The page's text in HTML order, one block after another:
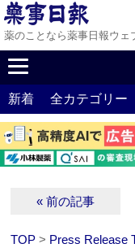
薬のことなら薬事日報ウェ
新着 全カテゴリー
« 前の記事
TOP > Press Release